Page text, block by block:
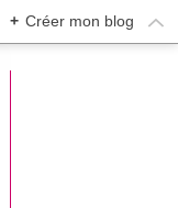
+ Créer mon blog